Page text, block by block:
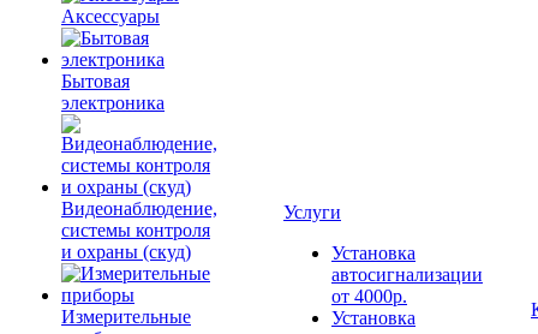
Аксессуары
Бытовая
электроника
Видеонаблюдение,
системы контроля
и охраны (скуд)
Измерительные
Услуги
Установка
автосигнализации
от 4000р.
Установка